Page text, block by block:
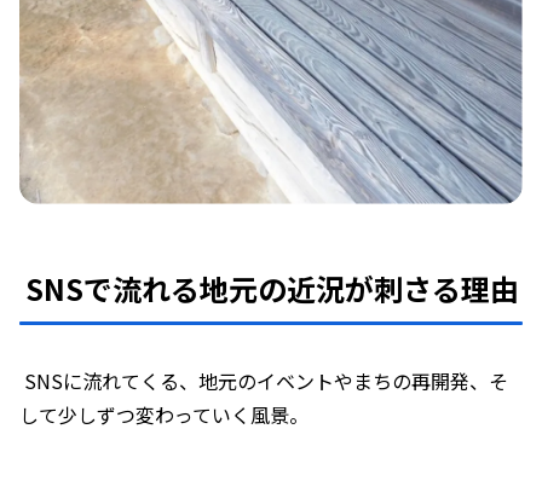
SNSで流れる地元の近況が刺さる理由
SNSに流れてくる、地元のイベントやまちの再開発、そ
して少しずつ変わっていく風景。